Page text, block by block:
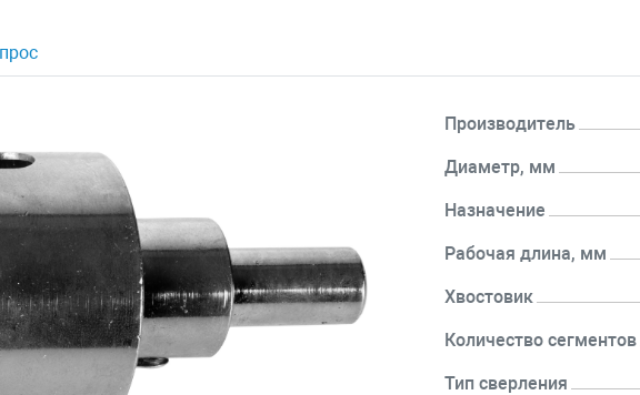
Производитель
Диаметр, мм
Назначение
Рабочая длина, мм
Хвостовик
Количество сегментов
Тип сверления